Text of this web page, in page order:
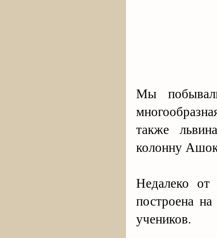
Мы
также
колонну
Недалеко
построена
учеников.